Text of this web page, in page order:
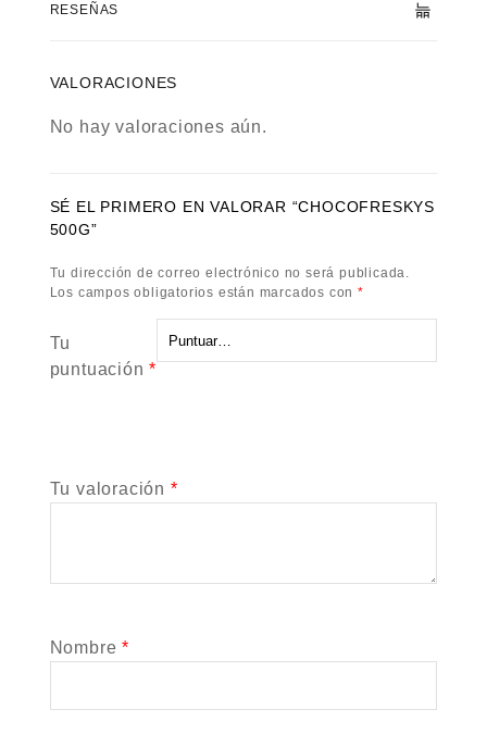
RESEÑAS
VALORACIONES
No hay valoraciones aún.
SÉ EL PRIMERO EN VALORAR “CHOCOFRESKYS
500G”
Tu dirección de correo electrónico no será publicada.
Los campos obligatorios están marcados con *
Tu
puntuación*
Tu valoración *
Nombre*